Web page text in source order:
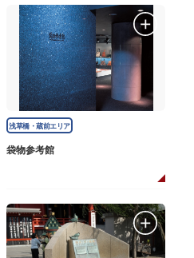
浅草橋・蔵前エリア
袋物参考館